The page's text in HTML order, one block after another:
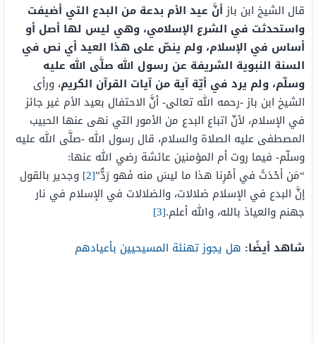
قال الشيخ ابن بازأنَّ عيد الأم بدعة من البدع التي أضيفت
واستحدثت في الشرع الإسلامي، وهي ليس لها أصل أو
أساس في الإسلام، ولم ينصّ على هذا العيد أي نص في
السنة النبوية الشريفة عن رسول الله صلَّى الله عليه
وسلّم، ولم يرد في أيّة آية من آيات القرآن الكريم، ورأى
الشيخ ابن باز -رحمه الله تعالى- أنَّ الاحتفال بعيد الأم غير جائز
في الإسلام، لأنّ اتباع البدع من الأمور التي نهى عنها الحبيب
المصطفى عليه الصلاة والسلام، قال رسول الله -صلَّى الله عليه
وسلّم- فيما روت أم المؤمنين عائشة رضي الله عنها:
“مَن أحْدَثَ في أمْرِنا هذا ما ليسَ منه فَهو رَدٌّ”[2]
وجدير بالقول
إنَّ البدع في الإسلام ضلالات، والضلالات في الإسلام في نار
جهنم والعياذ بالله، والله أعلم.[3]
شاهد أيضًا: هل يجوز تهنئة المسيحيين بأعيادهم